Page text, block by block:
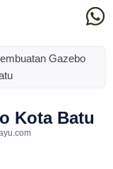
Gazebo
Kota Batu